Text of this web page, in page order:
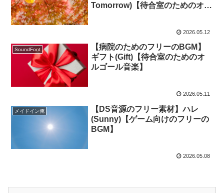
Tomorrow)【待合室のためのオル
2026.05.12
SoundFont
【病院のためのフリーのBGM】
ギフト(Gift)【待合室のためのオ
ルゴール音楽】
2026.05.11
メイドイン俺
【DS音源のフリー素材】ハレ
(Sunny)【ゲーム向けのフリーの
BGM】
2026.05.08